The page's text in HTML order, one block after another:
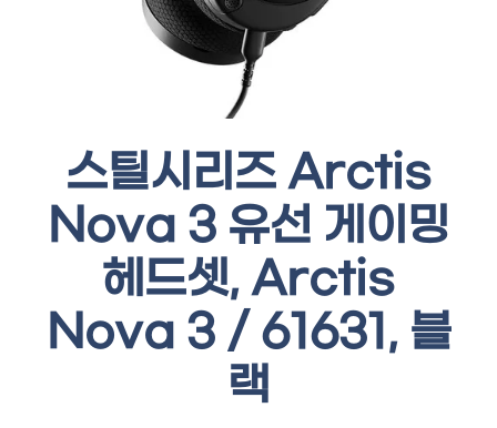
스틸시리즈 Arctis
Nova 3 유선 게이밍
헤드셋, Arctis
Nova 3 / 61631, 블
랙